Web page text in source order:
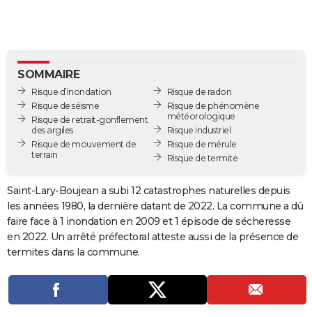
BONS PLANS
CARTE DE VOEUX
Carte de Noël
Carte Bonne année
Carte Saint-Valentin
Carte Pâques
Carte d'anniversaire
DICTIONNAIRE
Dictionnaire
Biographies
Citations
Expressions
Proverbes
PROGRAMME TV
COPAINS D'AVANT
S'inscrire
Se connecter
Lycées
Collèges
Primaires
Universités
Entreprises
Service militaire
Avis de recherche
AVIS DE DÉCÈS
FORUM
SOMMAIRE
Risque d’inondation
Risque de séisme
Risque de retrait-gonflement
des argiles
Risque de mouvement de
terrain
Risque de radon
Risque de phénomène
météorologique
Risque industriel
Risque de mérule
Risque de termite
Saint-Lary-Boujean a subi 12 catastrophes naturelles depuis
les années 1980, la dernière datant de 2022. La commune a dû
faire face à 1 inondation en 2009 et 1 épisode de sécheresse
en 2022. Un arrêté préfectoral atteste aussi de la présence de
termites dans la commune.